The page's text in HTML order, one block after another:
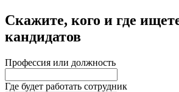
Скажите, кого и где
кандидатов
Профессия или должность
Где будет работать сотрудник